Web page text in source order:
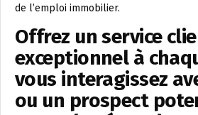
de l’emploi immobilier.
Offrez un service
exceptionnel à
vous interagissez
ou un prospect